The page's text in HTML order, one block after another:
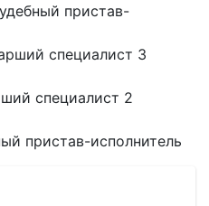
пристав-
специалист 3
специалист 2
пристав-исполнитель